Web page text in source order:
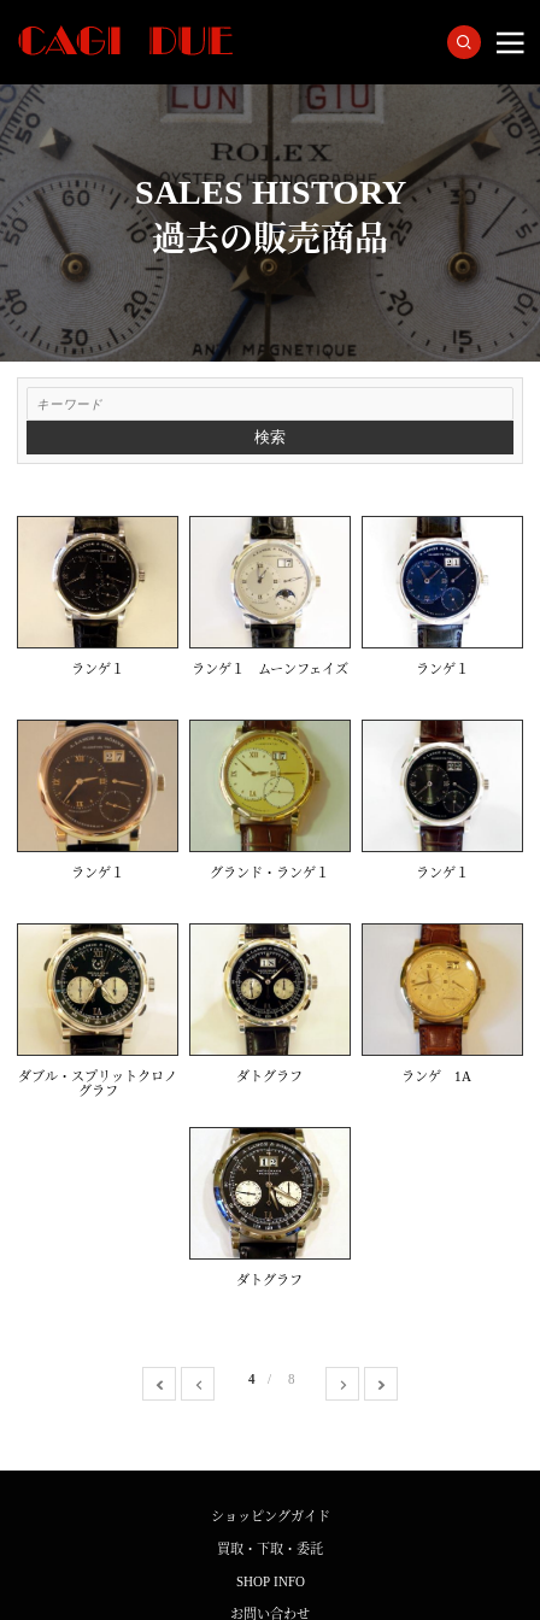
SALES HISTORY
過去の販売商品
検索
ランゲ１ ランゲ１ ムーンフェイズ ランゲ１
ランゲ１ グランド・ランゲ１ ランゲ１
ダブル・スプリットクロノ
グラフ
ダトグラフ ランゲ 1A
ダトグラフ
4 8
ショッピングガイド
買取・下取・委託
SHOP INFO
お問い合わせ